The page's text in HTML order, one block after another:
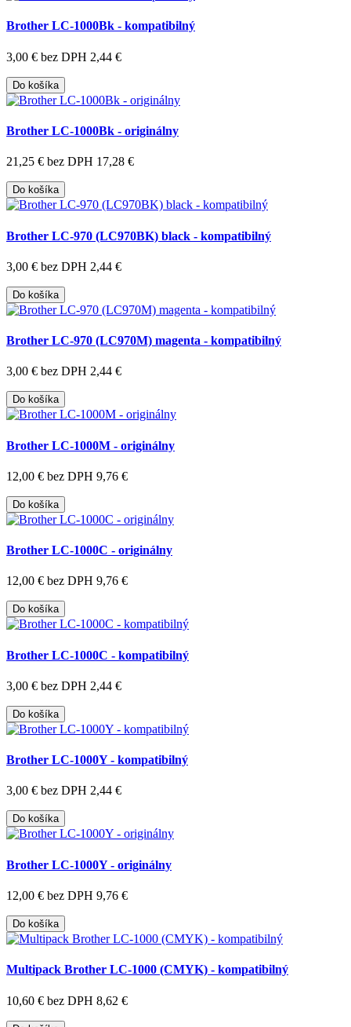
Brother LC-1000Bk - kompatibilný
3,00 € bez DPH 2,44 €
Do košíka
Brother LC-1000Bk - originálny
21,25 € bez DPH 17,28 €
Do košíka
Brother LC-970 (LC970BK) black - kompatibilný
3,00 € bez DPH 2,44 €
Do košíka
Brother LC-970 (LC970M) magenta - kompatibilný
3,00 € bez DPH 2,44 €
Do košíka
Brother LC-1000M - originálny
12,00 € bez DPH 9,76 €
Do košíka
Brother LC-1000C - originálny
12,00 € bez DPH 9,76 €
Do košíka
Brother LC-1000C - kompatibilný
3,00 € bez DPH 2,44 €
Do košíka
Brother LC-1000Y - kompatibilný
3,00 € bez DPH 2,44 €
Do košíka
Brother LC-1000Y - originálny
12,00 € bez DPH 9,76 €
Do košíka
Multipack Brother LC-1000 (CMYK) - kompatibilný
10,60 € bez DPH 8,62 €